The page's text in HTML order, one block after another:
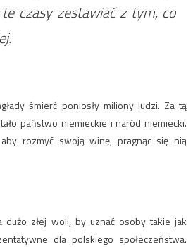
czasy zestawiać z tym, co
śmierć poniosły miliony ludzi. Za tą
państwo niemieckie i naród niemiecki.
rozmyć swoją winę, pragnąc się nią
złej woli, by uznać osoby takie jak
dla polskiego społeczeństwa.